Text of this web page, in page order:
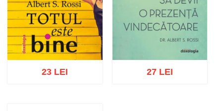
23 LEI 27 LEI